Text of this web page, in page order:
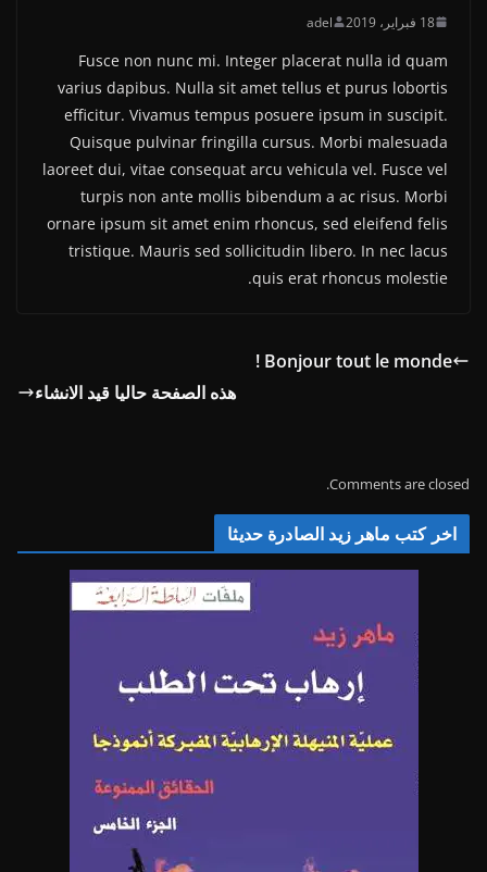
18 فبراير، 2019 adel
Fusce non nunc mi. Integer placerat nulla id quam
varius dapibus. Nulla sit amet tellus et purus lobortis
efficitur. Vivamus tempus posuere ipsum in suscipit.
Quisque pulvinar fringilla cursus. Morbi malesuada
laoreet dui, vitae consequat arcu vehicula vel. Fusce vel
turpis non ante mollis bibendum a ac risus. Morbi
ornare ipsum sit amet enim rhoncus, sed eleifend felis
tristique. Mauris sed sollicitudin libero. In nec lacus
quis erat rhoncus molestie.
Bonjour tout le monde !
هذه الصفحة حاليا قيد الانشاء
Comments are closed.
اخر كتب ماهر زيد الصادرة حديثا